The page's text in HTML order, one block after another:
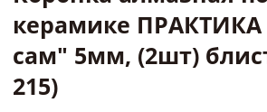
керамике ПРАКТИКА
сам" 5мм, (2шт)
215)